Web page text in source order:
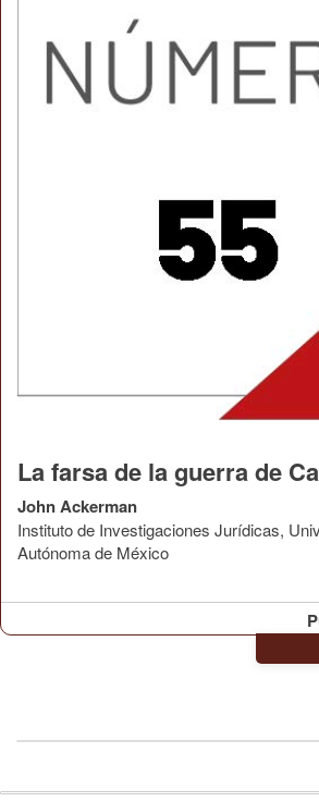
La farsa de la guerra de
John Ackerman
Instituto de Investigaciones Jurídicas,
Autónoma de México